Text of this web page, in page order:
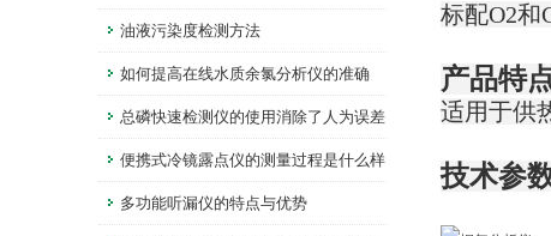
义 油液污染度检测方法
如何提高在线水质余氯分析仪的准确
性？总磷快速检测仪的使用消除了人为误差
便携式冷镜露点仪的测量过程是什么样
的？多功能听漏仪的特点与优势
标配O2和
产品特
适用于供
技术参